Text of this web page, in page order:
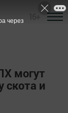
могут
скота и
через